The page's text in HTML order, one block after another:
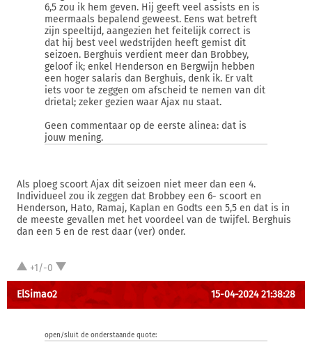
6,5 zou ik hem geven. Hij geeft veel assists en is
meermaals bepalend geweest. Eens wat betreft
zijn speeltijd, aangezien het feitelijk correct is
dat hij best veel wedstrijden heeft gemist dit
seizoen. Berghuis verdient meer dan Brobbey,
geloof ik; enkel Henderson en Bergwijn hebben
een hoger salaris dan Berghuis, denk ik. Er valt
iets voor te zeggen om afscheid te nemen van dit
drietal; zeker gezien waar Ajax nu staat.
Geen commentaar op de eerste alinea: dat is
jouw mening.
Als ploeg scoort Ajax dit seizoen niet meer dan een 4.
Individueel zou ik zeggen dat Brobbey een 6- scoort en
Henderson, Hato, Ramaj, Kaplan en Godts een 5,5 en dat is in
de meeste gevallen met het voordeel van de twijfel. Berghuis
dan een 5 en de rest daar (ver) onder.
+1/-0
ElSimao2 15-04-2024 21:38:28
open/sluit de onderstaande quote: